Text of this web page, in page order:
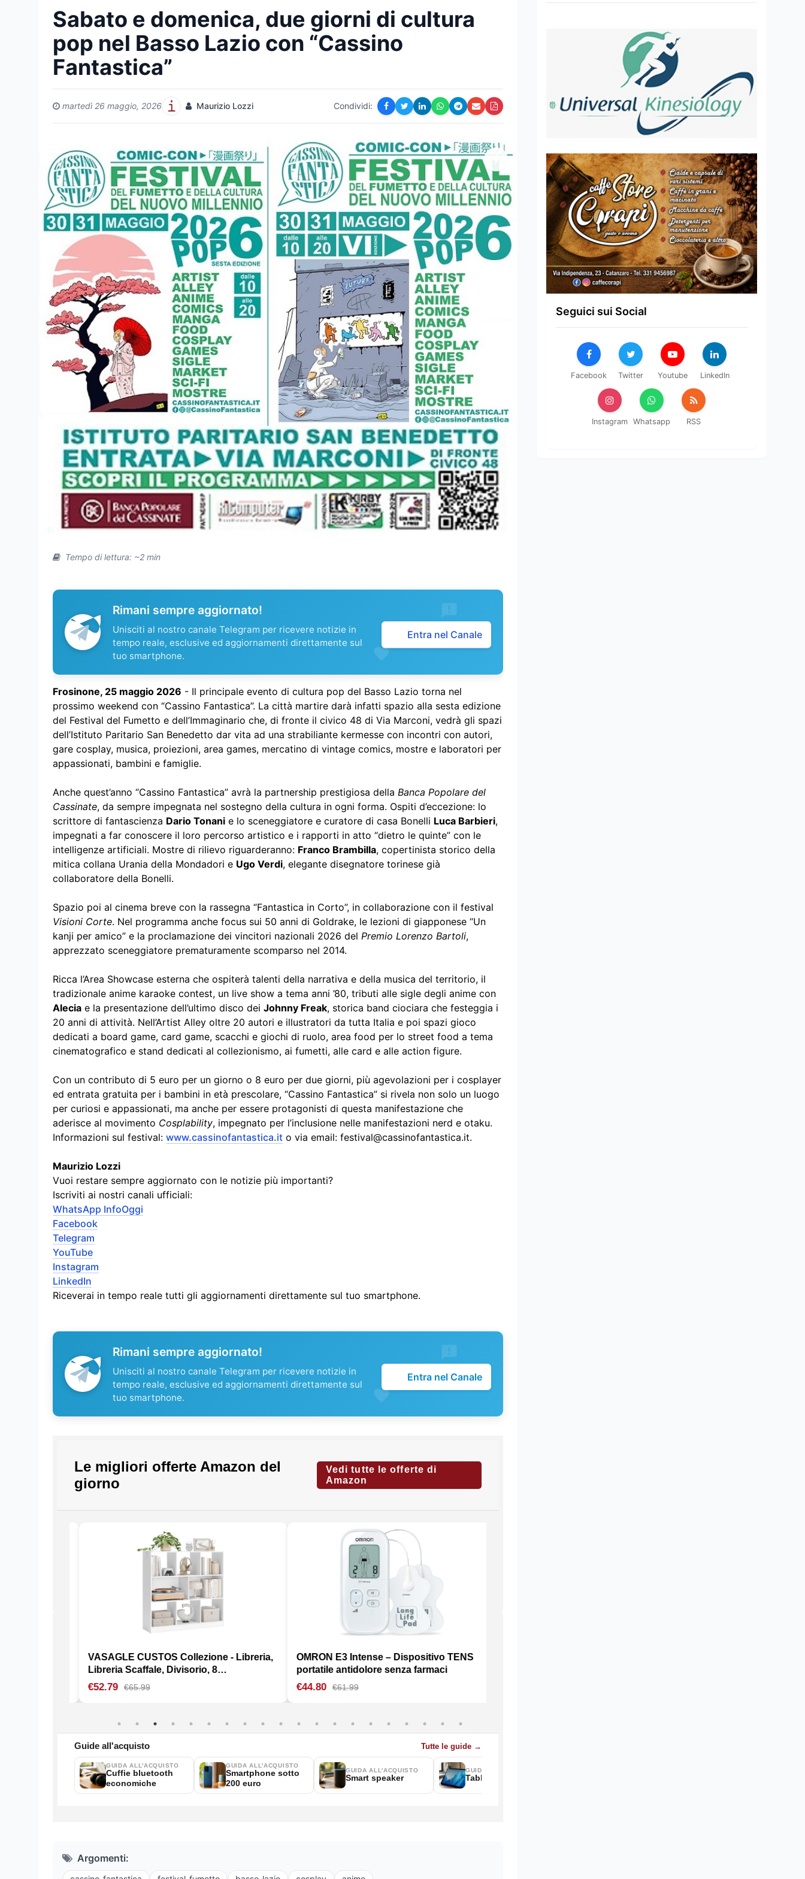
Sabato e domenica, due giorni di cultura
pop nel Basso Lazio con “Cassino
Fantastica”
martedì 26 maggio, 2026 Maurizio Lozzi Condividi:
Tempo di lettura: ~2 min
Rimani sempre aggiornato!
Unisciti al nostro canale Telegram per ricevere notizie in
tempo reale, esclusive ed aggiornamenti direttamente sul
tuo smartphone.
Entra nel Canale
Frosinone, 25 maggio 2026 - Il principale evento di cultura pop del Basso Lazio torna nel
prossimo weekend con “Cassino Fantastica”. La città martire darà infatti spazio alla sesta edizione
del Festival del Fumetto e dell’Immaginario che, di fronte il civico 48 di Via Marconi, vedrà gli spazi
dell’Istituto Paritario San Benedetto dar vita ad una strabiliante kermesse con incontri con autori,
gare cosplay, musica, proiezioni, area games, mercatino di vintage comics, mostre e laboratori per
appassionati, bambini e famiglie.
Anche quest’anno “Cassino Fantastica” avrà la partnership prestigiosa della Banca Popolare del
Cassinate, da sempre impegnata nel sostegno della cultura in ogni forma. Ospiti d’eccezione: lo
scrittore di fantascienza Dario Tonani e lo sceneggiatore e curatore di casa Bonelli Luca Barbieri,
impegnati a far conoscere il loro percorso artistico e i rapporti in atto “dietro le quinte” con le
intelligenze artificiali. Mostre di rilievo riguarderanno: Franco Brambilla, copertinista storico della
mitica collana Urania della Mondadori e Ugo Verdi, elegante disegnatore torinese già
collaboratore della Bonelli.
Spazio poi al cinema breve con la rassegna “Fantastica in Corto”, in collaborazione con il festival
Visioni Corte. Nel programma anche focus sui 50 anni di Goldrake, le lezioni di giapponese “Un
kanji per amico” e la proclamazione dei vincitori nazionali 2026 del Premio Lorenzo Bartoli,
apprezzato sceneggiatore prematuramente scomparso nel 2014.
Ricca l’Area Showcase esterna che ospiterà talenti della narrativa e della musica del territorio, il
tradizionale anime karaoke contest, un live show a tema anni ’80, tributi alle sigle degli anime con
Alecia e la presentazione dell’ultimo disco dei Johnny Freak, storica band ciociara che festeggia i
20 anni di attività. Nell’Artist Alley oltre 20 autori e illustratori da tutta Italia e poi spazi gioco
dedicati a board game, card game, scacchi e giochi di ruolo, area food per lo street food a tema
cinematografico e stand dedicati al collezionismo, ai fumetti, alle card e alle action figure.
Con un contributo di 5 euro per un giorno o 8 euro per due giorni, più agevolazioni per i cosplayer
ed entrata gratuita per i bambini in età prescolare, “Cassino Fantastica” si rivela non solo un luogo
per curiosi e appassionati, ma anche per essere protagonisti di questa manifestazione che
aderisce al movimento Cosplability, impegnato per l’inclusione nelle manifestazioni nerd e otaku.
Informazioni sul festival: www.cassinofantastica.it o via email: festival@cassinofantastica.it.
Maurizio Lozzi
Vuoi restare sempre aggiornato con le notizie più importanti?
Iscriviti ai nostri canali ufficiali:
WhatsApp InfoOggi
Facebook
Telegram
YouTube
Instagram
LinkedIn
Riceverai in tempo reale tutti gli aggiornamenti direttamente sul tuo smartphone.
Rimani sempre aggiornato!
Unisciti al nostro canale Telegram per ricevere notizie in
tempo reale, esclusive ed aggiornamenti direttamente sul
tuo smartphone.
Entra nel Canale
Argomenti:
Seguici sui Social
Facebook Twitter Youtube LinkedIn
Instagram Whatsapp RSS